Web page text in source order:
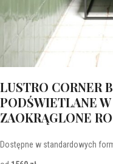
LUSTRO CORNER
PODŚWIETLANE
ZAOKRĄGLONE
Dostępne w standardowych